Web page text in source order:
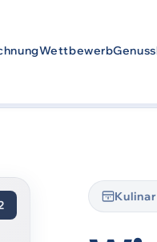
Wettbewerb
Auszeichnung bezieht